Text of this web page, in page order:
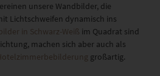
unsere Wandbilder, die
Lichtschweifen dynamisch ins
in Schwarz-Weiß im Quadrat sind
machen sich aber auch als
großartig.